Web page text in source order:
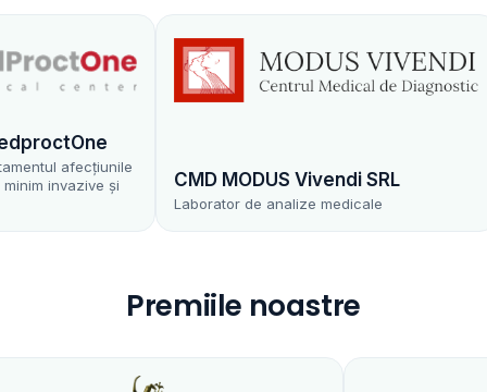
afecțiunile
invazive și
CMD MODUS Vivendi SRL
Laborator de analize medicale
Premiile noastre